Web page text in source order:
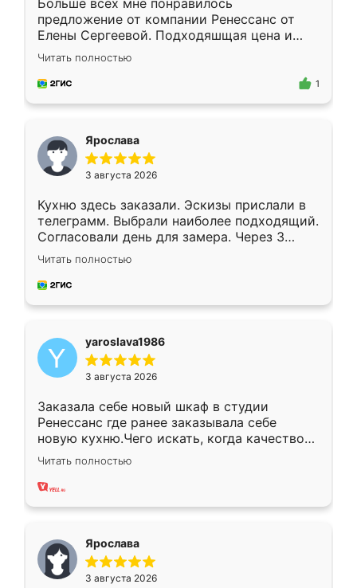
Больше всех мне понравилось
предложение от компании Ренессанс от
Елены Сергеевой. Подходяшщая цена и
короткие сроки изготовления. Приехавший
для замера сотрудник Владислав
предложил по моему эскизу самый
Читать полностью
1
Ярослава
3 августа 2026
Кухню здесь заказали. Эскизы прислали в
телеграмм. Выбрали наиболее подходящий.
Согласовали день для замера. Через 3
недели кухня была уже готова. Остались
довольны работой. Спасибо Ренессанс
мебель за качественную работу!
Читать полностью
yaroslava1986
3 августа 2026
Заказала себе новый шкаф в студии
Ренессанс где ранее заказывала себе
новую кухню.Чего искать, когда качеством
вполне довольна. Служит кухня уже почти
два года, нареканий нет.
Читать полностью
Ярослава
3 августа 2026